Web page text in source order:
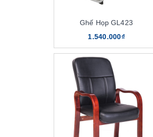
Ghế Họp GL423
1.540.000₫